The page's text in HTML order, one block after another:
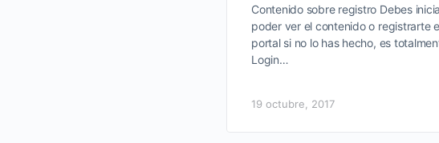
Contenido sobre registro Debes
poder ver el contenido o registrarte
portal si no lo has hecho, es
Login…
19 octubre, 2017